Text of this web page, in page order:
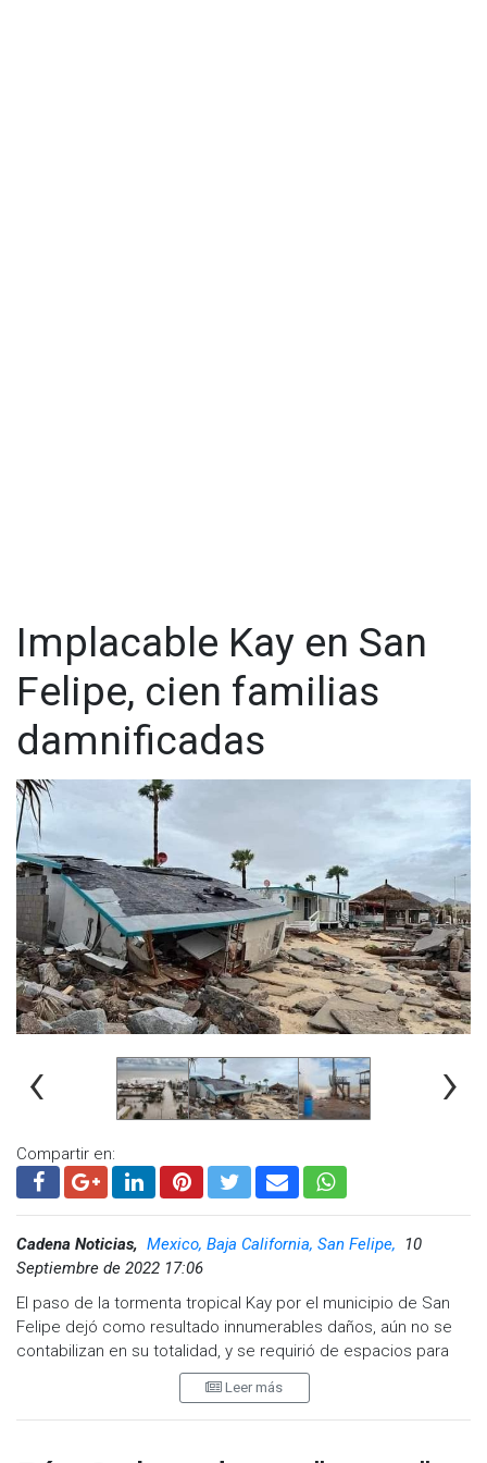
Implacable Kay en San
Felipe, cien familias
damnificadas
‹ ›
Compartir en:
Cadena Noticias, Mexico, Baja California, San Felipe,
10
Septiembre de 2022 17:06
El paso de la tormenta tropical Kay por el municipio de San
Felipe dejó como resultado innumerables daños, aún no se
contabilizan en su totalidad, y se requirió de espacios para
albergar cien familias que resultaron damnificadas por los
vientos y las lluvias de éste viernes.
Leer más